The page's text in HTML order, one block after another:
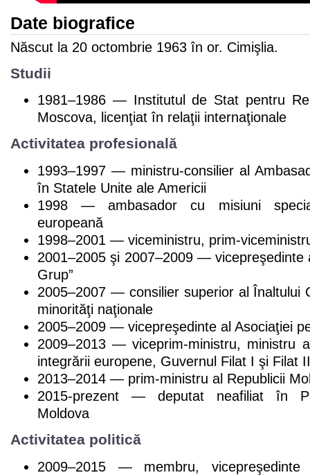
Date biografice
Născut la 20 octombrie 1963 în or. Cimişlia.
Studii
1981–1986 — Institutul de Stat pentru
Moscova, licenţiat în relaţii internaţionale
Activitatea profesională
1993–1997 — ministru-consilier al
în Statele Unite ale Americii
1998 — ambasador cu misiuni
europeană
1998–2001 — viceministru, prim-
2001–2005 şi 2007–2009 — vicepreşedinte
Grup”
2005–2007 — consilier superior al Înaltului
minorităţi naţionale
2005–2009 — vicepreşedinte al Asociaţiei
2009–2013 — viceprim-ministru, ministru
integrării europene, Guvernul Filat I şi Filat II
2013–2014 — prim-ministru al Republicii
2015-prezent — deputat neafiliat în
Moldova
Activitatea politică
2009–2015 — membru,